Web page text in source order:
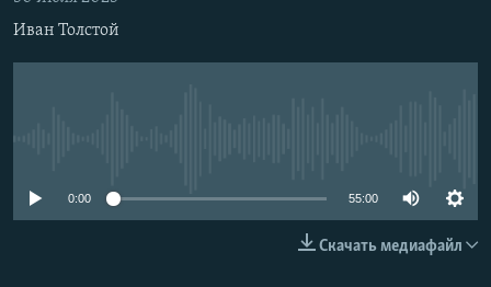
РАСПИСАНИЕ ВЕЩАНИЯ
ПОДПИШИТЕСЬ НА РАССЫЛКУ
Иван Толстой
0:00 55:00
Скачать медиафайл